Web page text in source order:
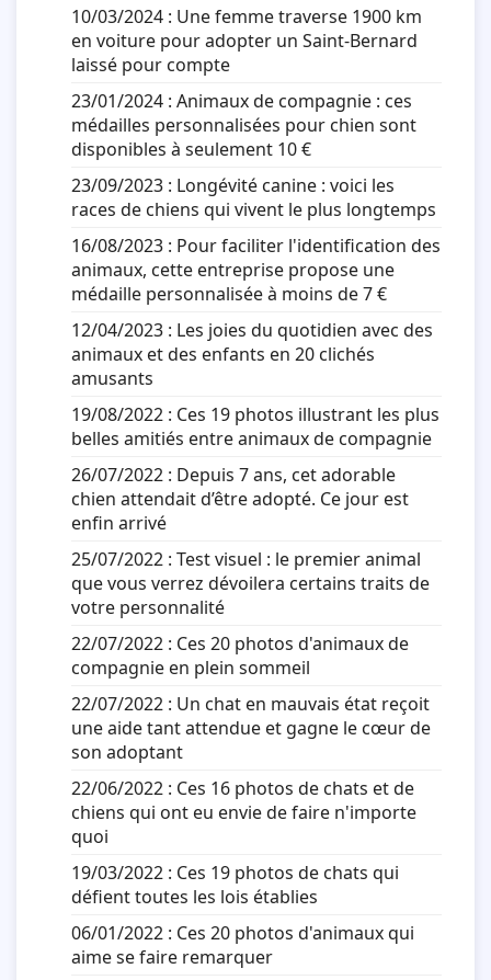
10/03/2024 : Une femme traverse 1900 km
en voiture pour adopter un Saint-Bernard
laissé pour compte
23/01/2024 : Animaux de compagnie : ces
médailles personnalisées pour chien sont
disponibles à seulement 10 €
23/09/2023 : Longévité canine : voici les
races de chiens qui vivent le plus longtemps
16/08/2023 : Pour faciliter l'identification des
animaux, cette entreprise propose une
médaille personnalisée à moins de 7 €
12/04/2023 : Les joies du quotidien avec des
animaux et des enfants en 20 clichés
amusants
19/08/2022 : Ces 19 photos illustrant les plus
belles amitiés entre animaux de compagnie
26/07/2022 : Depuis 7 ans, cet adorable
chien attendait d’être adopté. Ce jour est
enfin arrivé
25/07/2022 : Test visuel : le premier animal
que vous verrez dévoilera certains traits de
votre personnalité
22/07/2022 : Ces 20 photos d'animaux de
compagnie en plein sommeil
22/07/2022 : Un chat en mauvais état reçoit
une aide tant attendue et gagne le cœur de
son adoptant
22/06/2022 : Ces 16 photos de chats et de
chiens qui ont eu envie de faire n'importe
quoi
19/03/2022 : Ces 19 photos de chats qui
défient toutes les lois établies
06/01/2022 : Ces 20 photos d'animaux qui
aime se faire remarquer